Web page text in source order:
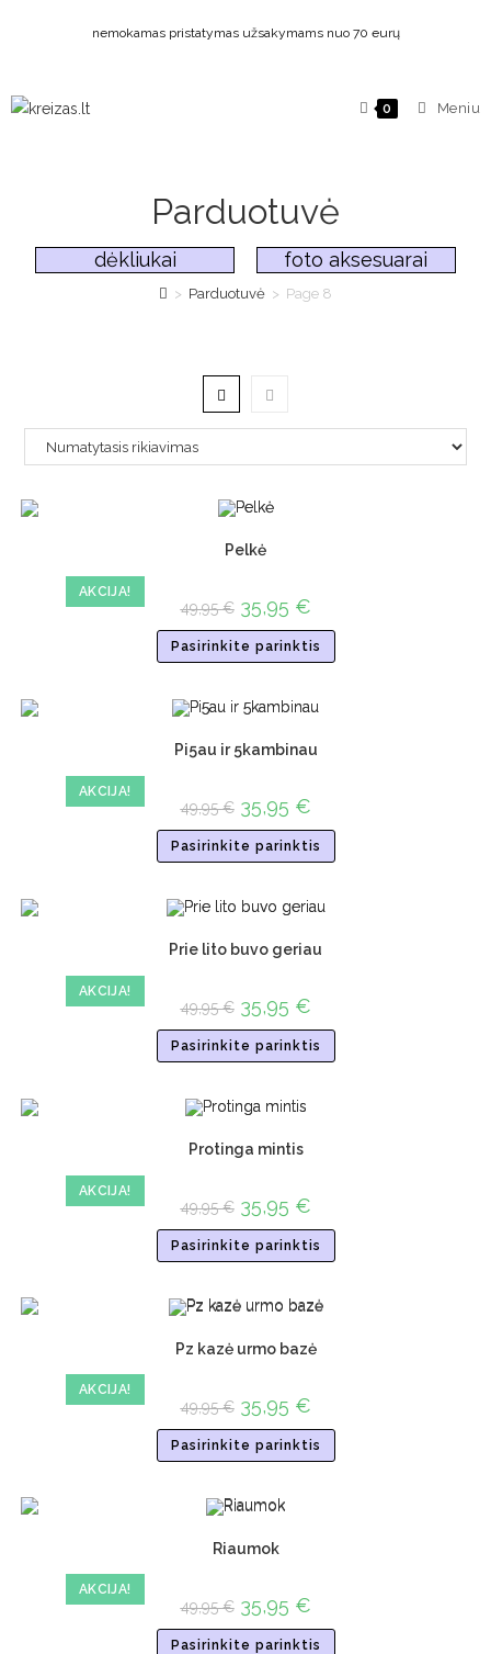
nemokamas pristatymas užsakymams nuo 70 eurų
0 Meniu
Parduotuvė
dėkliukai foto aksesuarai
> Parduotuvė > Page 8
AKCIJA!
Pelkė
49,95€ 35,95 €
Pasirinkite parinktis
AKCIJA!
Pi5au ir 5kambinau
49,95€ 35,95 €
Pasirinkite parinktis
AKCIJA!
Prie lito buvo geriau
49,95€ 35,95 €
Pasirinkite parinktis
AKCIJA!
Protinga mintis
49,95€ 35,95 €
Pasirinkite parinktis
AKCIJA!
Pz kazė urmo bazė
49,95€ 35,95 €
Pasirinkite parinktis
AKCIJA!
Riaumok
49,95€ 35,95 €
Pasirinkite parinktis